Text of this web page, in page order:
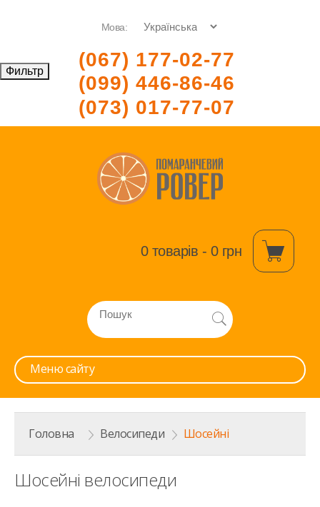
Мова:
(067) 177-02-77
(099) 446-86-46
(073) 017-77-07
0 товарів - 0 грн
Меню сайту
Головна > Велосипеди > Шосейні
Шосейні велосипеди
Фильтр